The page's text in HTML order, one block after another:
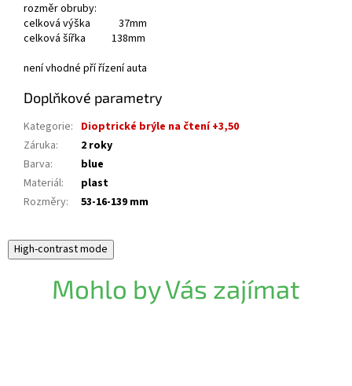
rozměr obruby:
celková výška 37mm
celková šířka 138mm
není vhodné pří řízení auta
Doplňkové parametry
Kategorie: Dioptrické brýle na čtení +3,50
Záruka:
2 roky
Barva:
blue
Materiál:
plast
Rozměry: 53-16-139 mm
High-contrast mode
Mohlo by Vás zajímat